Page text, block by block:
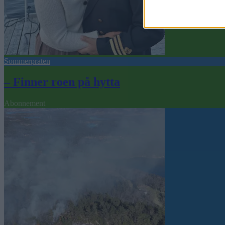
Sommerpraten
– Finner roen på hytta
Abonnement